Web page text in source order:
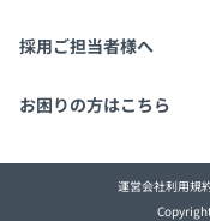
X
採用ご担当者様へ
採用・教育をお考えの
お困りの方はこちら
paizaとは？
運営会社利用規